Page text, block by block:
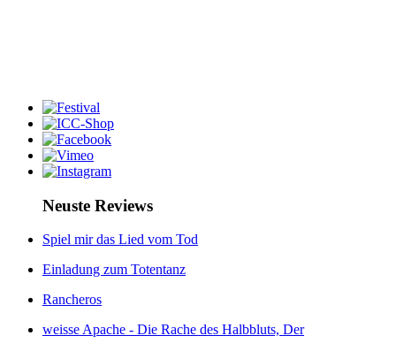
Neuste Reviews
Spiel mir das Lied vom Tod
Einladung zum Totentanz
Rancheros
weisse Apache - Die Rache des Halbbluts, Der